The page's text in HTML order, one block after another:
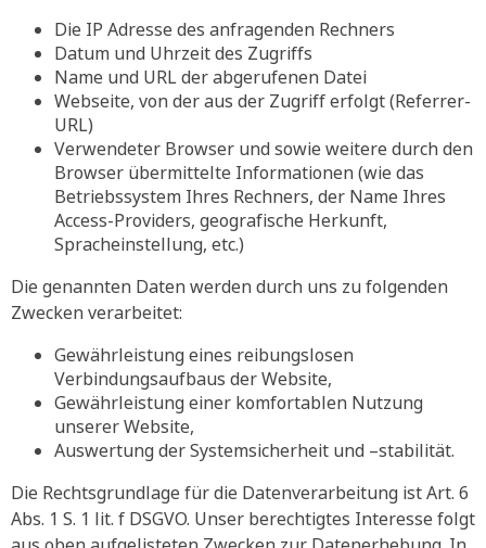
Die IP Adresse des anfragenden Rechners
Datum und Uhrzeit des Zugriffs
Name und URL der abgerufenen Datei
Webseite, von der aus der Zugriff erfolgt (Referrer-
URL)
Verwendeter Browser und sowie weitere durch den
Browser übermittelte Informationen (wie das
Betriebssystem Ihres Rechners, der Name Ihres
Access-Providers, geografische Herkunft,
Spracheinstellung, etc.)
Die genannten Daten werden durch uns zu folgenden
Zwecken verarbeitet:
Gewährleistung eines reibungslosen
Verbindungsaufbaus der Website,
Gewährleistung einer komfortablen Nutzung
unserer Website,
Auswertung der Systemsicherheit und –stabilität.
Die Rechtsgrundlage für die Datenverarbeitung ist Art. 6
Abs. 1 S. 1 lit. f DSGVO. Unser berechtigtes Interesse folgt